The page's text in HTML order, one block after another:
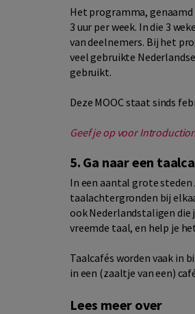
Het programma,
3 uur per week. In die 3
van deelnemers. Bij het
veel gebruikte
gebruikt.
Deze MOOC staat sinds
Geef je op voor
5. Ga naar een
In een aantal grote steden
taalachtergronden bij
ook Nederlandstaligen die
vreemde taal, en help je
Taalcafés worden vaak in
in een (zaaltje van een)
Lees meer over